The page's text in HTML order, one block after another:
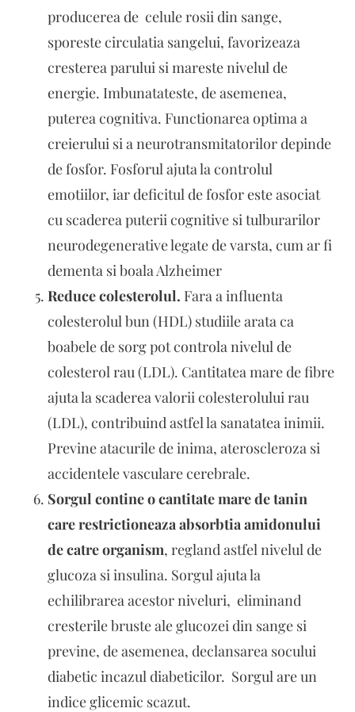
producerea de celule rosii din sange,
sporeste circulatia sangelui, favorizeaza
cresterea parului si mareste nivelul de
energie. Imbunatateste, de asemenea,
puterea cognitiva. Functionarea optima a
creierului si a neurotransmitatorilor depinde
de fosfor. Fosforul ajuta la controlul
emotiilor, iar deficitul de fosfor este asociat
cu scaderea puterii cognitive si tulburarilor
neurodegenerative legate de varsta, cum ar fi
dementa si boala Alzheimer
Reduce colesterolul. Fara a influenta
colesterolul bun (HDL) studiile arata ca
boabele de sorg pot controla nivelul de
colesterol rau (LDL). Cantitatea mare de fibre
ajuta la scaderea valorii colesterolului rau
(LDL), contribuind astfel la sanatatea inimii.
Previne atacurile de inima, ateroscleroza si
accidentele vasculare cerebrale.
Sorgul contine o cantitate mare de tanin
care restrictioneaza absorbtia amidonului
de catre organism, regland astfel nivelul de
glucoza si insulina. Sorgul ajuta la
echilibrarea acestor niveluri, eliminand
cresterile bruste ale glucozei din sange si
previne, de asemenea, declansarea socului
diabetic incazul diabeticilor. Sorgul are un
indice glicemic scazut.